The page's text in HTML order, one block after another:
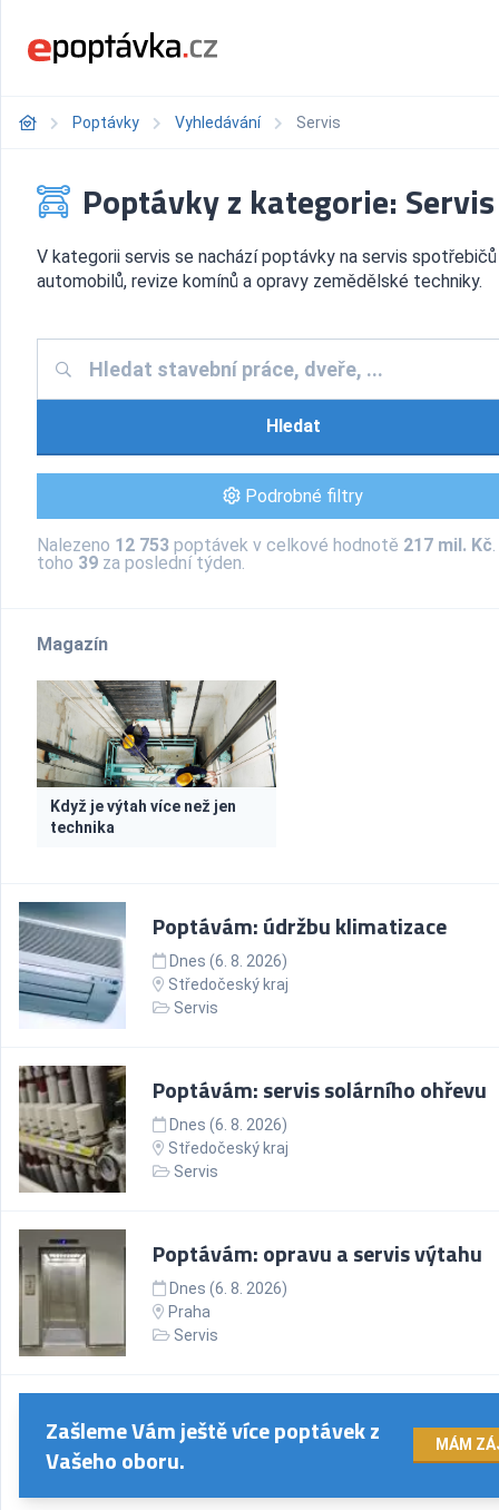
Poptávky Vyhledávání Servis
Poptávky z kategorie: Servis
V kategorii servis se nachází poptávky na servis
automobilů, revize komínů a opravy zemědělské techniky.
Hledat
Podrobné filtry
Nalezeno 12 753 poptávek v celkové hodnotě 217 mil. Kč
toho 39 za poslední týden.
Magazín
Když je výtah více než jen
technika
Poptávám: údržbu klimatizace
Dnes (6. 8. 2026)
Středočeský kraj
Servis
Poptávám: servis solárního ohřevu
Dnes (6. 8. 2026)
Středočeský kraj
Servis
Poptávám: opravu a servis výtahu
Dnes (6. 8. 2026)
Praha
Servis
Zašleme Vám ještě více poptávek z
Vašeho oboru.
MÁM